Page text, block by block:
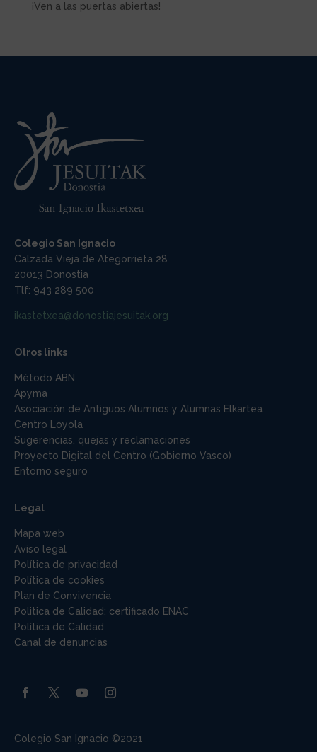
¡Ven a las puertas abiertas!
Colegio San Ignacio
Calzada Vieja de Ategorrieta 28
20013 Donostia
Tlf: 943 289 500
ikastetxea@donostiajesuitak.org
Otros links
Método ABN
Apyma
Asociación de Antiguos Alumnos y Alumnas Elkartea
Centro Loyola
Sugerencias, quejas y reclamaciones
Proyecto Digital del Centro (Gobierno Vasco)
Entorno seguro
Legal
Mapa web
Aviso legal
Política de privacidad
Política de cookies
Plan de Convivencia
Politica de Calidad: certificado ENAC
Política de Calidad
Canal de denuncias
Colegio San Ignacio ©2021